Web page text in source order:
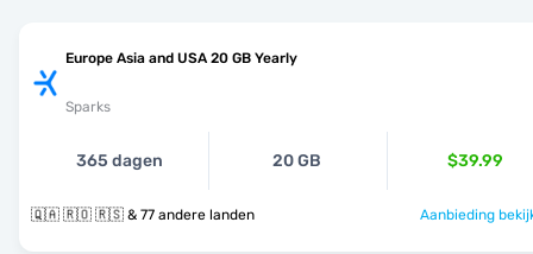
Europe Asia and USA 20 GB Yearly
Sparks
365 dagen 20 GB $39.99
🇶🇦 🇷🇴 🇷🇸 & 77 andere landen Aanbieding